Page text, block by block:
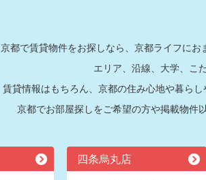
京都で賃貸物件をお探しなら、京都ライフに
エリア、沿線、大学、こ
賃貸情報はもちろん、京都の住み心地や暮ら
京都でお部屋探しをご希望の方や掲載物件
四条烏丸店